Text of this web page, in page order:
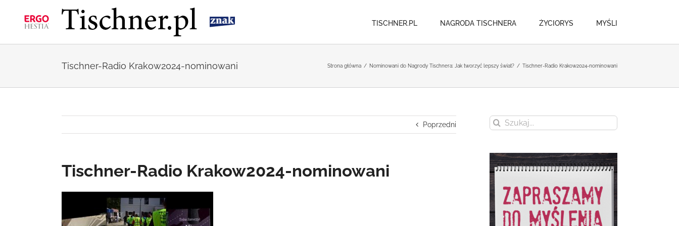
zawartości
TISCHNER.PL NAGRODA TISCHNERA ŻYCIORYS MYŚLI
Tischner-Radio Krakow2024-nominowani Strona główna / Nominowani do Nagrody Tischnera: Jak tworzyć lepszy świat? / Tischner-Radio Krakow2024-nominowani
Poprzedni
Tischner-Radio Krakow2024-nominowani
Szukaj